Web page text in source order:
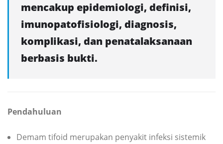
mencakup epidemiologi, definisi,
imunopatofisiologi, diagnosis,
komplikasi, dan penatalaksanaan
berbasis bukti.
Pendahuluan
Demam tifoid merupakan penyakit infeksi sistemik